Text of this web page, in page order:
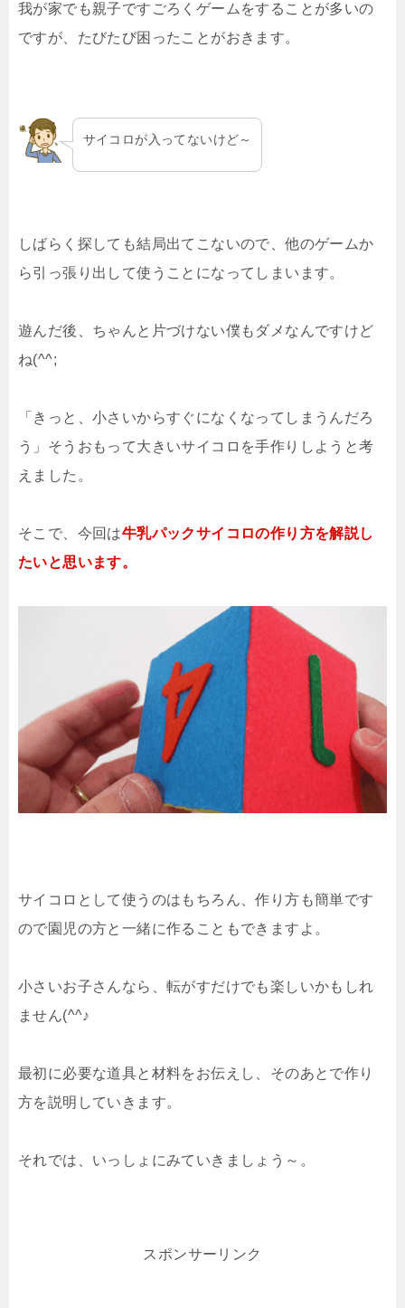
我が家でも親子ですごろくゲームをすることが多いの
ですが、たびたび困ったことがおきます。
サイコロが入ってないけど～
しばらく探しても結局出てこないので、他のゲームか
ら引っ張り出して使うことになってしまいます。
遊んだ後、ちゃんと片づけない僕もダメなんですけど
ね(^^;
「きっと、小さいからすぐになくなってしまうんだろ
う」そうおもって大きいサイコロを手作りしようと考
えました。
そこで、今回は牛乳パックサイコロの作り方を解説し
たいと思います。
サイコロとして使うのはもちろん、作り方も簡単です
ので園児の方と一緒に作ることもできますよ。
小さいお子さんなら、転がすだけでも楽しいかもしれ
ません(^^♪
最初に必要な道具と材料をお伝えし、そのあとで作り
方を説明していきます。
それでは、いっしょにみていきましょう～。
スポンサーリンク